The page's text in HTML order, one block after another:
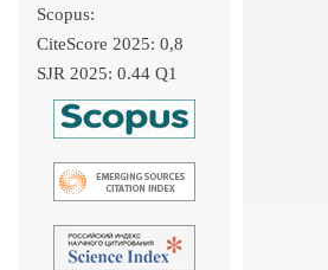
Scopus:
CiteScore 2025: 0,8
SJR 2025: 0.44 Q1